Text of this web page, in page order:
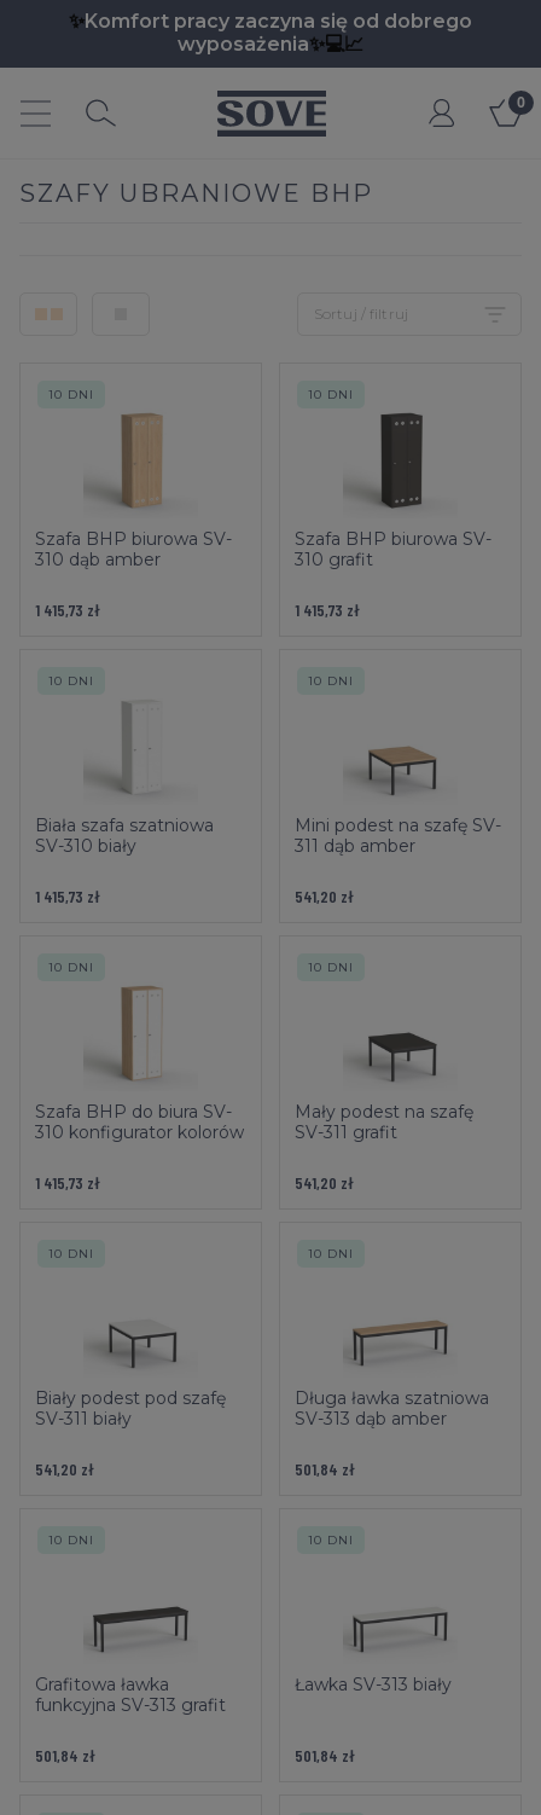
✨Komfort pracy zaczyna się od dobrego
wyposażenia✨💻📈
Moje
konto
SZAFY UBRANIOWE BHP
Sortuj / filtruj
Szafa BHP biurowa SV-
310 dąb amber
1 415,73 zł
10 DNI
Szafa BHP biurowa SV-
310 grafit
1 415,73 zł
10 DNI
Biała szafa szatniowa
SV-310 biały
1 415,73 zł
10 DNI
Mini podest na szafę SV-
311 dąb amber
541,20 zł
10 DNI
Szafa BHP do biura SV-
310 konfigurator kolorów
1 415,73 zł
10 DNI
Mały podest na szafę
SV-311 grafit
541,20 zł
10 DNI
Biały podest pod szafę
SV-311 biały
541,20 zł
10 DNI
Długa ławka szatniowa
SV-313 dąb amber
501,84 zł
10 DNI
Grafitowa ławka
funkcyjna SV-313 grafit
501,84 zł
10 DNI
Ławka SV-313 biały
501,84 zł
10 DNI